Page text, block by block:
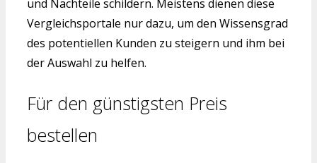
und Nachteile schildern. Meistens dienen diese
Vergleichsportale nur dazu, um den Wissensgrad
des potentiellen Kunden zu steigern und ihm bei
der Auswahl zu helfen.
Für den günstigsten Preis
bestellen